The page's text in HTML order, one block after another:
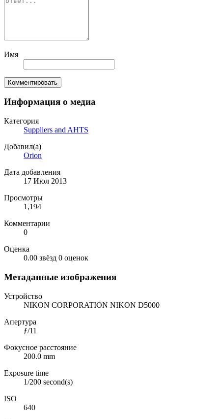
Имя
Комментировать
Информация о медиа
Категория
Suppliers and AHTS
Добавил(а)
Orion
Дата добавления
17 Июл 2013
Просмотры
1,194
Комментарии
0
Оценка
0.00 звёзд 0 оценок
Метаданные изображения
Устройство
NIKON CORPORATION NIKON D5000
Апертура
ƒ/11
Фокусное расстояние
200.0 mm
Exposure time
1/200 second(s)
ISO
640